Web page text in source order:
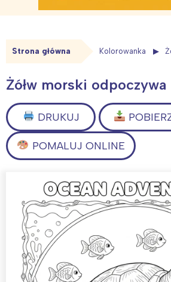
Strona główna Kolorowanka
Żółw morski odpoczywa
DRUKUJ
POMALUJ ONLINE